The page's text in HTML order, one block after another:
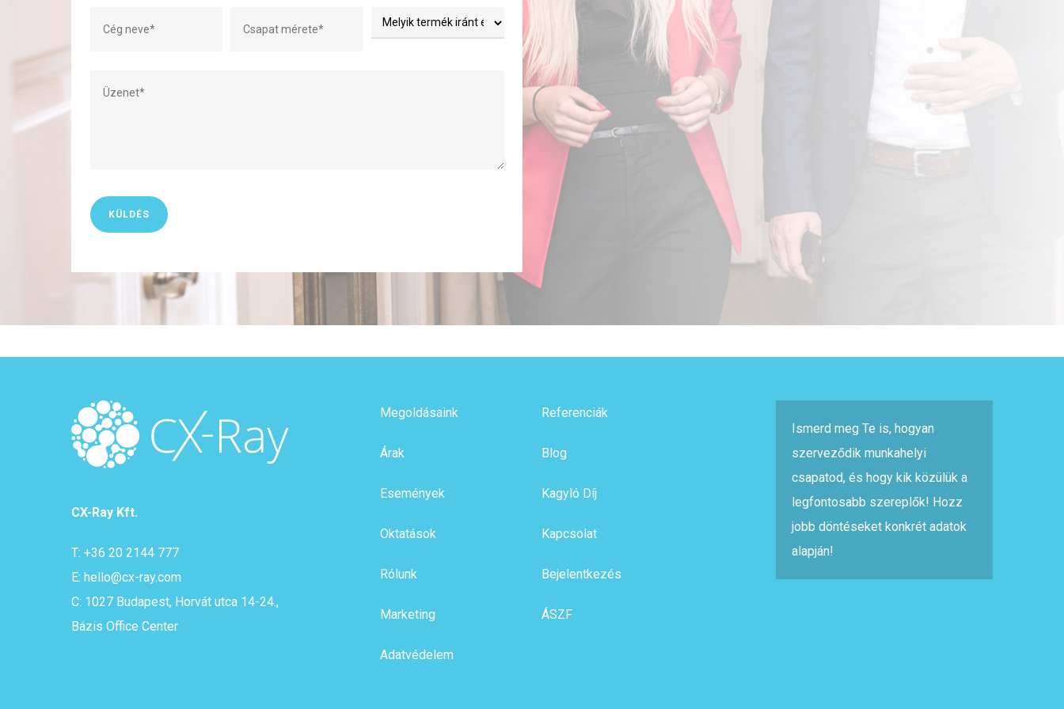
CX-Ray Kft.
T: +36 20 2144 777
E: hello@cx-ray.com
C: 1027 Budapest, Horvát utca 14-24.,
Bázis Office Center
Megoldásaink
Árak
Események
Oktatások
Rólunk
Marketing
Adatvédelem
Referenciák
Blog
Kagyló Díj
Kapcsolat
Bejelentkezés
ÁSZF
Ismerd meg Te is, hogyan
szerveződik munkahelyi
csapatod, és hogy kik közülük a
legfontosabb szereplők! Hozz
jobb döntéseket konkrét adatok
alapján!